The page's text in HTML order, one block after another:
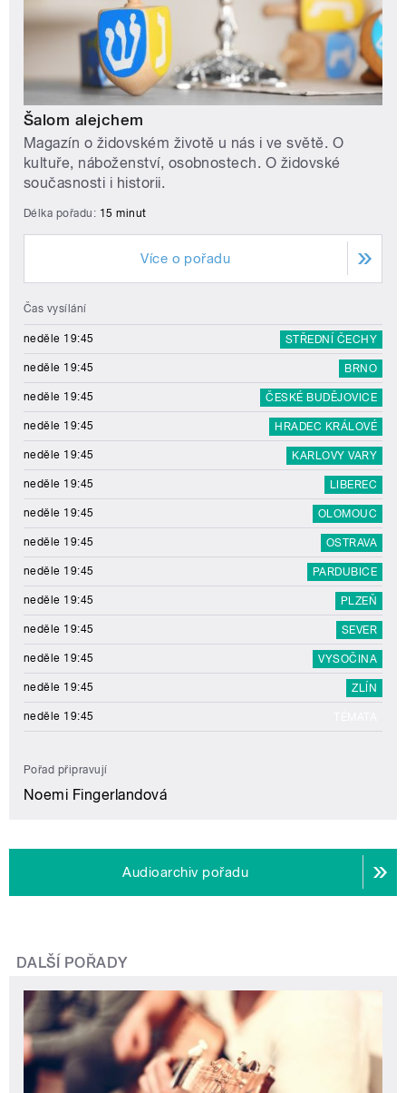
Šalom alejchem
Magazín o židovském životě u nás i ve světě. O
kultuře, náboženství, osobnostech. O židovské
současnosti i historii.
Délka pořadu: 15 minut
Více o pořadu
Čas vysílání
neděle 19:45 STŘEDNÍ ČECHY
neděle 19:45 BRNO
neděle 19:45 ČESKÉ BUDĚJOVICE
neděle 19:45 HRADEC KRÁLOVÉ
neděle 19:45 KARLOVY VARY
neděle 19:45 LIBEREC
neděle 19:45 OLOMOUC
neděle 19:45 OSTRAVA
neděle 19:45 PARDUBICE
neděle 19:45 PLZEŇ
neděle 19:45 SEVER
neděle 19:45 VYSOČINA
neděle 19:45 ZLÍN
neděle 19:45
Pořad připravují
Noemi Fingerlandová
Audioarchiv pořadu
DALŠÍ POŘADY